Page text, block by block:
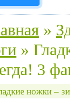
»
»
3
ножки –